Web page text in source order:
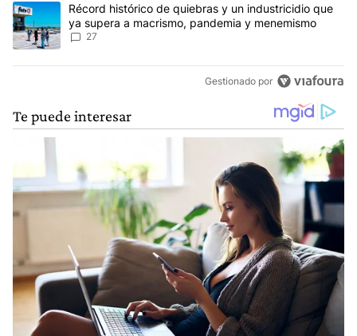
Un artículo de tendencia con el título "Récord histórico de
Récord histórico de quiebras y un industricidio que
ya supera a macrismo, pandemia y menemismo
27
Gestionado por